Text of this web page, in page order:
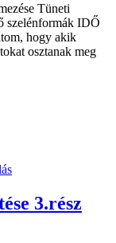
Tüneti
szelénformák IDŐ
hogy akik
osztanak meg
3.rész